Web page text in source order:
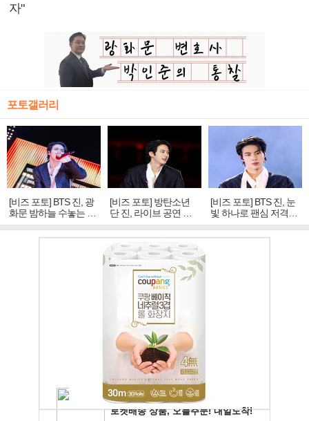
자"
포토갤러리
[비즈 포토] BTS 진, 광
화문 밤하늘 수놓는 '비
주얼 킹'의 열창
[비즈 포토] 방탄소년
단 진, 라이브 공연 중
빛나는 독보적 아우라
[비즈 포토] BTS 진, 눈
빛 하나로 팬심 저격…
독보적 카리스마